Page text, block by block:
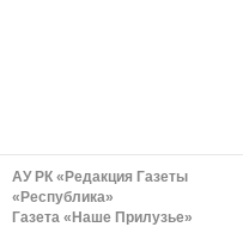
АУ РК «Редакция Газеты
«Республика»
Газета «Наше Прилузье»